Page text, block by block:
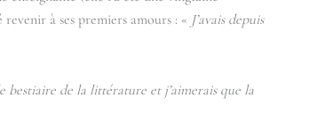
revenir à ses premiers amours : « J’avais depuis
bestiaire de la littérature et j’aimerais que la